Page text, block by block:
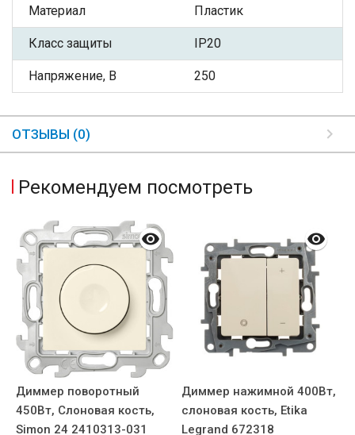
Материал Пластик
Класс защиты IP20
Напряжение, В 250
ОТЗЫВЫ (0)
Рекомендуем посмотреть
Диммер поворотный
450Вт, Слоновая кость,
Simon 24 2410313-031
Диммер нажимной 400Вт,
слоновая кость, Etika
Legrand 672318